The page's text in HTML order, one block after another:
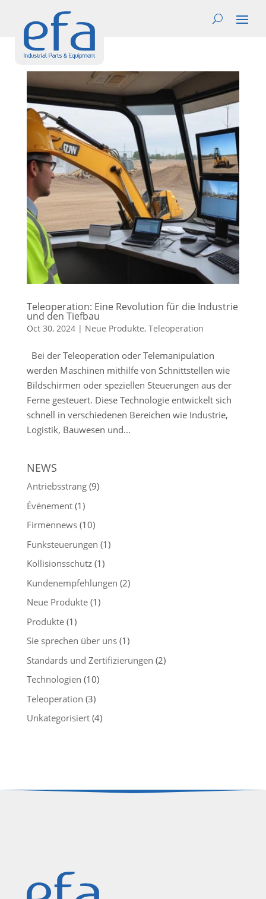
Teleoperation: Eine Revolution für die Industrie
und den Tiefbau
Oct 30, 2024| Neue Produkte, Teleoperation
Bei der Teleoperation oder Telemanipulation
werden Maschinen mithilfe von Schnittstellen wie
Bildschirmen oder speziellen Steuerungen aus der
Ferne gesteuert. Diese Technologie entwickelt sich
schnell in verschiedenen Bereichen wie Industrie,
Logistik, Bauwesen und...
NEWS
Antriebsstrang(9)
Événement(1)
Firmennews(10)
Funksteuerungen (1)
Kollisionsschutz(1)
Kundenempfehlungen (2)
Neue Produkte(1)
Produkte(1)
Sie sprechen über uns(1)
Standards und Zertifizierungen (2)
Technologien (10)
Teleoperation (3)
Unkategorisiert(4)